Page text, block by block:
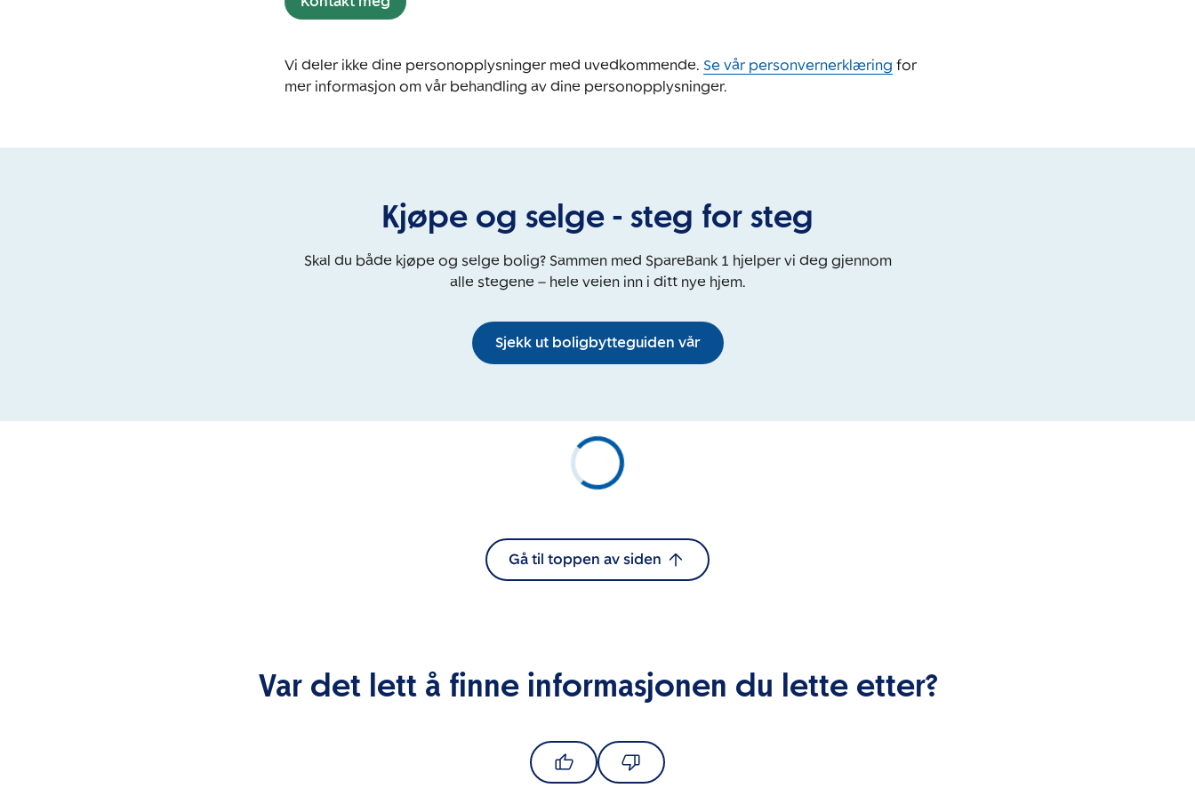
Vi deler ikke dine personopplysninger med uvedkommende. Se vår personvernerklæring for
mer informasjon om vår behandling av dine personopplysninger.
Kjøpe og selge - steg for steg
Skal du både kjøpe og selge bolig? Sammen med SpareBank 1 hjelper vi deg gjennom
alle stegene – hele veien inn i ditt nye hjem.
Sjekk ut boligbytteguiden vår
Gå til toppen av siden
Var det lett å finne informasjonen du lette etter?